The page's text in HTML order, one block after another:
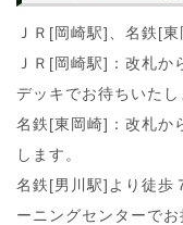
ＪＲ[岡崎駅]、名鉄[
ＪＲ[岡崎駅]：改札
デッキでお待ちいたし
名鉄[東岡崎]：改札か
します。
名鉄[男川駅]より徒歩
ーニングセンターでお